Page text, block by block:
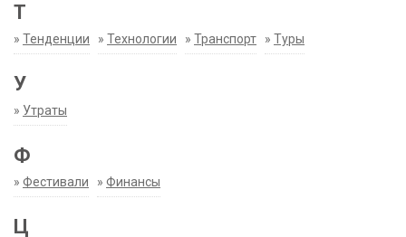
Т
» Тенденции » Технологии » Транспорт » Туры
У
» Утраты
Ф
» Фестивали » Финансы
Ц